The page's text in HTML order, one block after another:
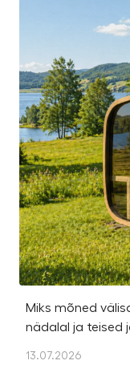
Miks mõned
nädalal ja teised
13.07.2026